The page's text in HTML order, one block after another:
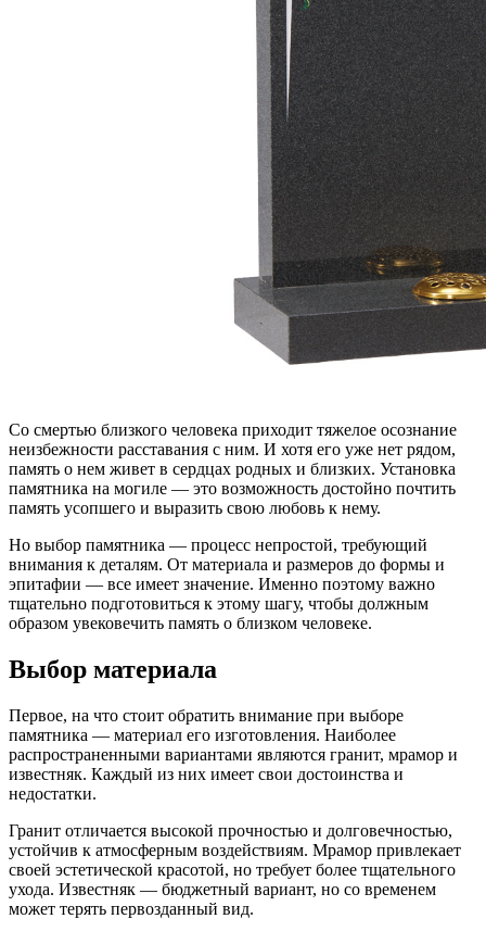
Со смертью близкого человека приходит тяжелое осознание
неизбежности расставания с ним. И хотя его уже нет рядом,
память о нем живет в сердцах родных и близких. Установка
памятника на могиле — это возможность достойно почтить
память усопшего и выразить свою любовь к нему.
Но выбор памятника — процесс непростой, требующий
внимания к деталям. От материала и размеров до формы и
эпитафии — все имеет значение. Именно поэтому важно
тщательно подготовиться к этому шагу, чтобы должным
образом увековечить память о близком человеке.
Выбор материала
Первое, на что стоит обратить внимание при выборе
памятника — материал его изготовления. Наиболее
распространенными вариантами являются гранит, мрамор и
известняк. Каждый из них имеет свои достоинства и
недостатки.
Гранит отличается высокой прочностью и долговечностью,
устойчив к атмосферным воздействиям. Мрамор привлекает
своей эстетической красотой, но требует более тщательного
ухода. Известняк — бюджетный вариант, но со временем
может терять первозданный вид.